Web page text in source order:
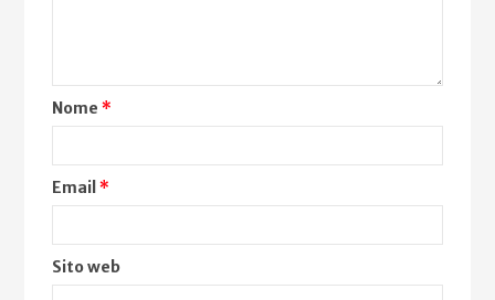
Nome*
Email*
Sito web